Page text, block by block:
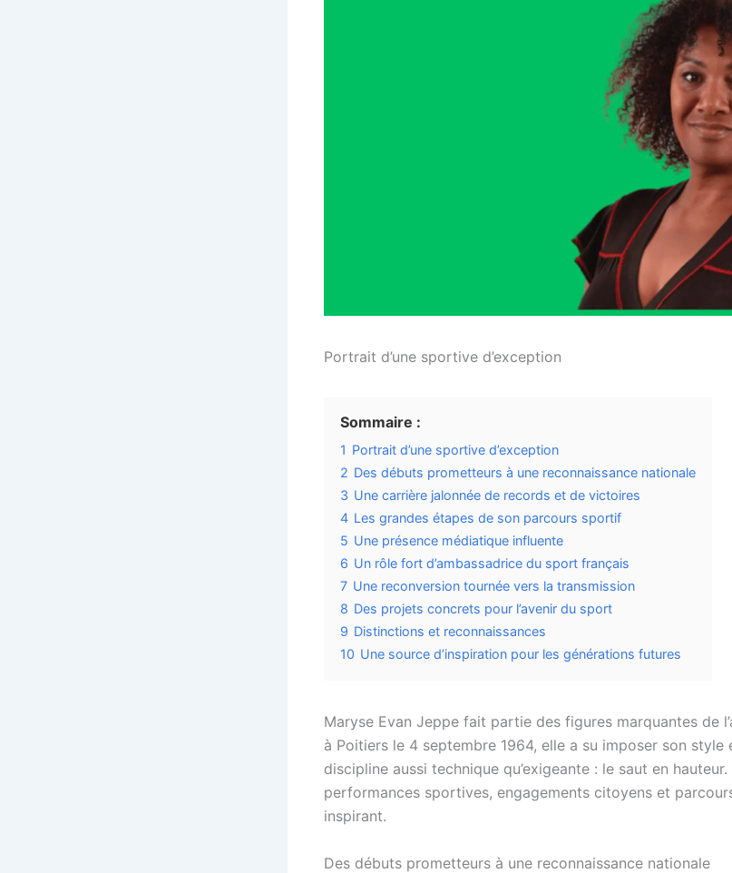
Portrait d’une sportive d’exception
Sommaire :
1 Portrait d’une sportive d’exception
2 Des débuts prometteurs à une reconnaissance nationale
3 Une carrière jalonnée de records et de victoires
4 Les grandes étapes de son parcours sportif
5 Une présence médiatique influente
6 Un rôle fort d’ambassadrice du sport français
7 Une reconversion tournée vers la transmission
8 Des projets concrets pour l’avenir du sport
9 Distinctions et reconnaissances
10 Une source d’inspiration pour les générations futures
Maryse Evan Jeppe fait partie des figures marquantes de
à Poitiers le 4 septembre 1964, elle a su imposer son style
discipline aussi technique qu’exigeante : le saut en
performances sportives, engagements citoyens et
inspirant.
Des débuts prometteurs à une reconnaissance nationale